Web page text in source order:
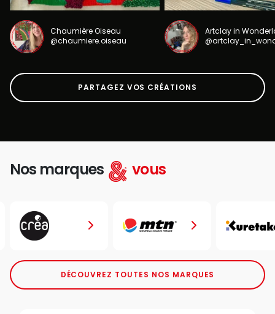
Chaumière Oiseau
@chaumiere.oiseau
Artclay in
PARTAGEZ VOS CRÉATIONS
Nos marques vous
DÉCOUVREZ TOUTES NOS MARQUES